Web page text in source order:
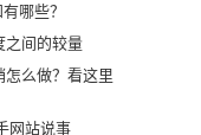
哪些？
之间的较量
怎么做？看这里
网站说事